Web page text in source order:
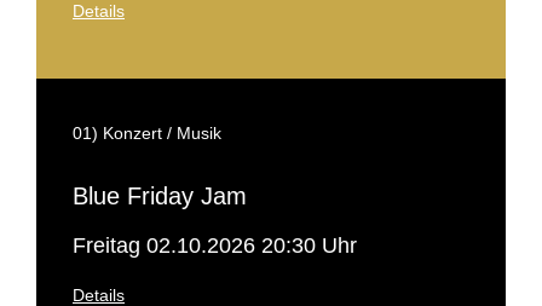
Details
01) Konzert / Musik
Blue Friday Jam
Freitag 02.10.2026 20:30 Uhr
Details